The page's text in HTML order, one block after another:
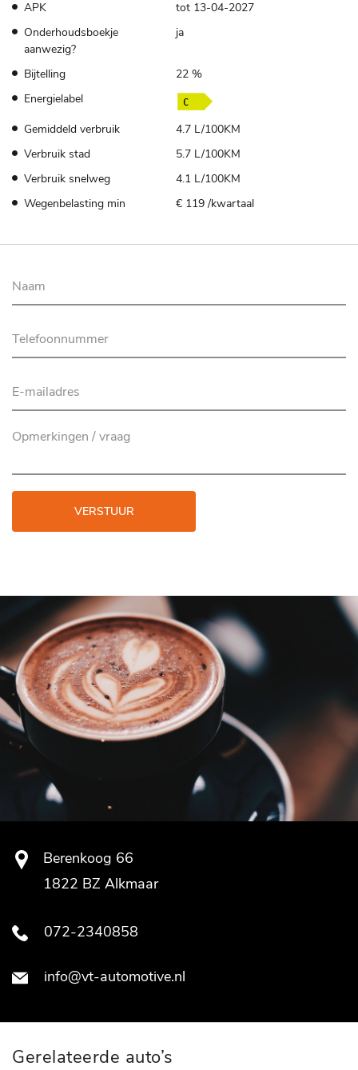
APK
tot 13-04-2027
Onderhoudsboekje
aanwezig?
ja
Bijtelling
22 %
Energielabel
Gemiddeld verbruik
4.7 L/100KM
Verbruik stad
5.7 L/100KM
Verbruik snelweg
4.1 L/100KM
Wegenbelasting min
€ 119 /kwartaal
VERSTUUR
Berenkoog 66
1822 BZ Alkmaar
072-2340858
info@vt-automotive.nl
Gerelateerde auto’s